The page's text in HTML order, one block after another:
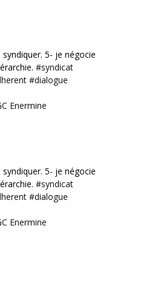
5- je négocie
#syndicat
#dialogue
Enermine
5- je négocie
#syndicat
#dialogue
Enermine